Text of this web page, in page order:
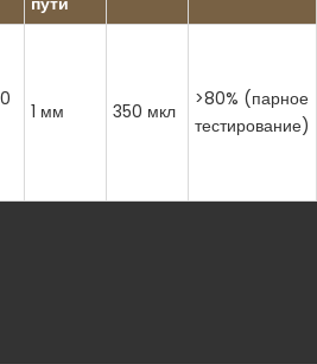
циклы стерилизации в автоклаве
1 мм 350 мкл
>80% (парное
тестирование)